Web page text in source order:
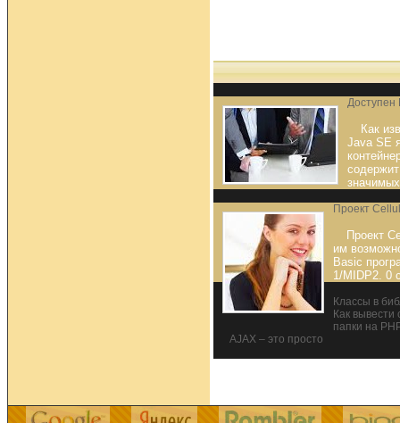
Доступен
Как
Java SE
Проект
Проект
им
Basic
1/MIDP2. 0
Классы в
Как
папки на
AJAX – это просто